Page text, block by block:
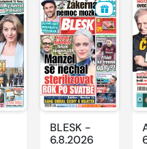
BLESK -
6.8.2026